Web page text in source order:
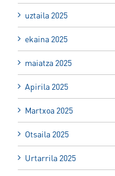
uztaila 2025
ekaina 2025
maiatza 2025
Apirila 2025
Martxoa 2025
Otsaila 2025
Urtarrila 2025